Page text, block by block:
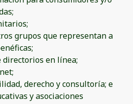
grupos que representan a
en línea;
derecho y consultoría; e
y asociaciones